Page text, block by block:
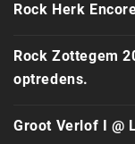
Rock Herk
Rock Zottegem
optredens.
Groot Verlof I @